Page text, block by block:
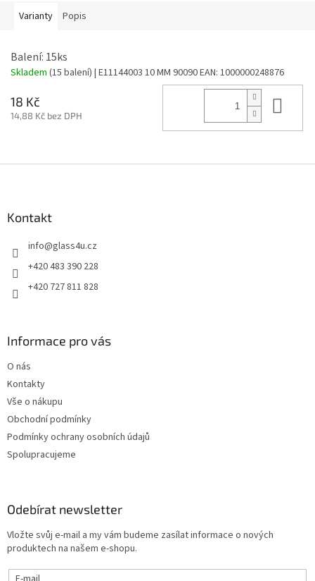
Varianty Popis
Balení: 15ks
Skladem (15 balení) | E11144003 10 MM 90090EAN: 1000000248876
18 Kč
14,88 Kč bez DPH
Kontakt
info@glass4u.cz
+420 483 390 228
+420 727 811 828
Informace pro vás
O nás
Kontakty
Vše o nákupu
Obchodní podmínky
Podmínky ochrany osobních údajů
Spolupracujeme
Odebírat newsletter
Vložte svůj e-mail a my vám budeme zasílat informace o nových
produktech na našem e-shopu.